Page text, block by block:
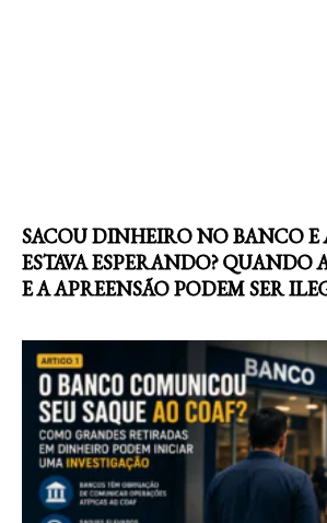
SACOU DINHEIRO NO BANCO E
ESTAVA ESPERANDO? QUANDO
E A APREENSÃO PODEM SER